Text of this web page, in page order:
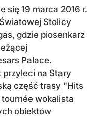
się 19 marca 2016 r.
Stolicy
gdzie piosenkarz
Palace.
przyleci na Stary
część trasy "Hits
wokalista
obiektów